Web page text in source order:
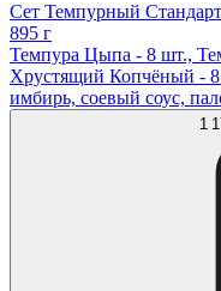
Сет Темпурный Стандарт
895 г
Темпура Цыпа - 8 шт.,
Хрустящий Копчёный -
имбирь, соевый соус,
1